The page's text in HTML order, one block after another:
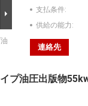
支払条件:
供給の能力:
連絡先
プ油圧出版物